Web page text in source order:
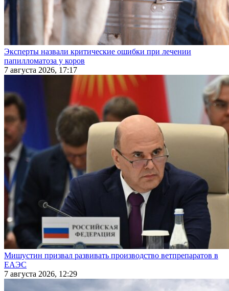
Эксперты назвали критические ошибки при лечении
папилломатоза у коров
7 августа 2026, 17:17
Мишустин призвал развивать производство ветпрепаратов в
ЕАЭС
7 августа 2026, 12:29